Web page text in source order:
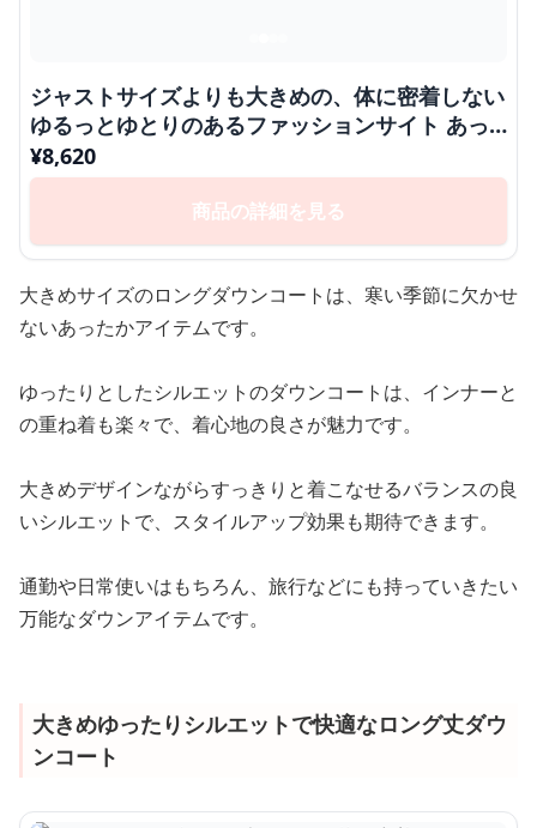
ジャストサイズよりも大きめの、体に密着しない
ゆるっとゆとりのあるファッションサイト あっ
たかロングダウンコート
¥8,620
商品の詳細を見る
大きめサイズのロングダウンコートは、寒い季節に欠かせ
ないあったかアイテムです。
ゆったりとしたシルエットのダウンコートは、インナーと
の重ね着も楽々で、着心地の良さが魅力です。
大きめデザインながらすっきりと着こなせるバランスの良
いシルエットで、スタイルアップ効果も期待できます。
通勤や日常使いはもちろん、旅行などにも持っていきたい
万能なダウンアイテムです。
大きめゆったりシルエットで快適なロング丈ダウ
ンコート